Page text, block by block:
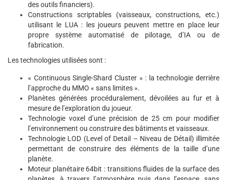
des outils financiers).
Constructions scriptables (vaisseaux, constructions, etc.)
utilisant le LUA : les joueurs peuvent mettre en place leur
propre système automatisé de pilotage, d’IA ou de
fabrication.
Les technologies utilisées sont :
« Continuous Single-Shard Cluster » : la technologie derrière
l’approche du MMO « sans limites ».
Planètes générées procéduralement, dévoilées au fur et à
mesure de l’exploration du joueur.
Technologie voxel d’une précision de 25 cm pour modifier
l’environnement ou construire des bâtiments et vaisseaux.
Technologie LOD (Level of Detail – Niveau de Détail) illimitée
permettant de construire des éléments de la taille d’une
planète.
Moteur planétaire 64bit : transitions fluides de la surface des